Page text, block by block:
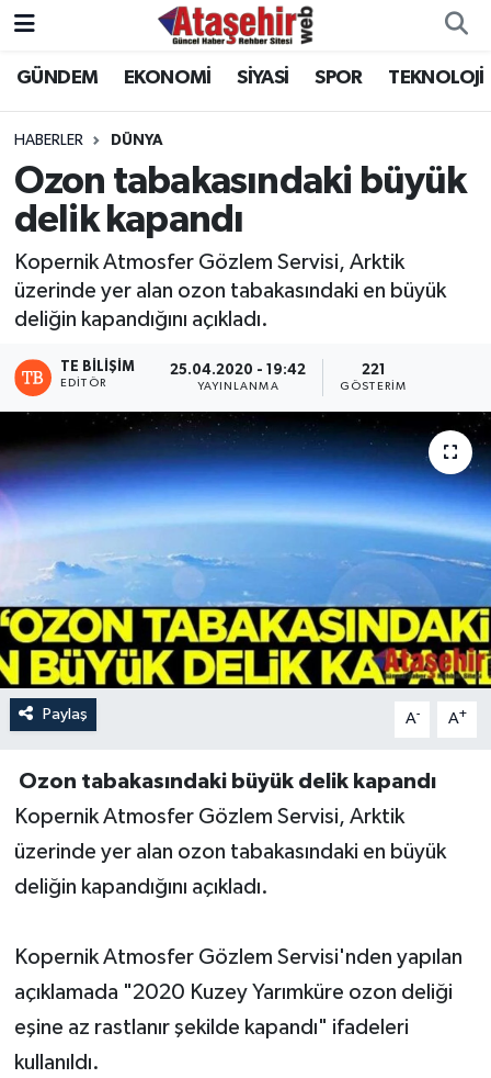
GÜNDEM EKONOMİ SİYASİ SPOR TEKNOLOJİ
HABERLER DÜNYA
Ozon tabakasındaki büyük
delik kapandı
Kopernik Atmosfer Gözlem Servisi, Arktik
üzerinde yer alan ozon tabakasındaki en büyük
deliğin kapandığını açıkladı.
TE BILIŞIM
EDITÖR
25.04.2020 - 19:42
YAYINLANMA
221
GÖSTERIM
Paylaş A- A+
Ozon tabakasındaki büyük delik kapandı
Kopernik Atmosfer Gözlem Servisi, Arktik
üzerinde yer alan ozon tabakasındaki en büyük
deliğin kapandığını açıkladı.
Kopernik Atmosfer Gözlem Servisi'nden yapılan
açıklamada "2020 Kuzey Yarımküre ozon deliği
eşine az rastlanır şekilde kapandı" ifadeleri
kullanıldı.
Hava Durumu
Trafik Durumu
Süper Lig Puan Durumu ve Fikstür
Tüm Manşetler
Son Dakika Haberleri
Haber Arşivi